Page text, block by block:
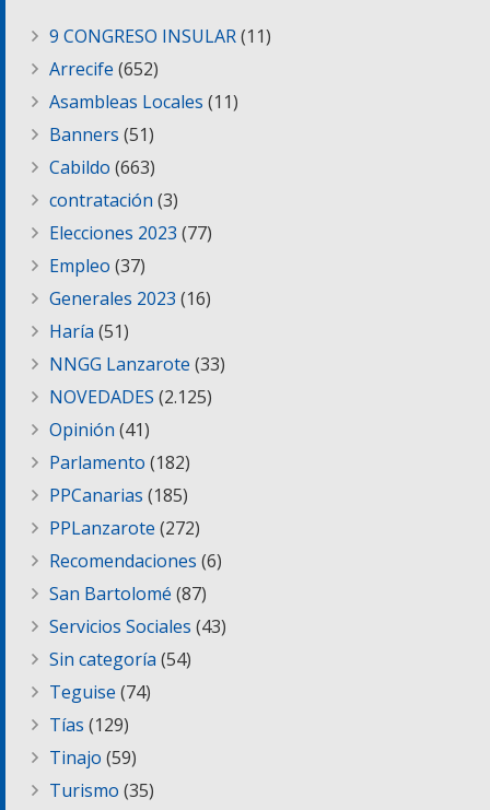
9 CONGRESO INSULAR(11)
Arrecife (652)
Asambleas Locales (11)
Banners (51)
Cabildo (663)
contratación (3)
Elecciones 2023 (77)
Empleo (37)
Generales 2023 (16)
Haría (51)
NNGG Lanzarote (33)
NOVEDADES (2.125)
Opinión (41)
Parlamento (182)
PPCanarias (185)
PPLanzarote (272)
Recomendaciones (6)
San Bartolomé (87)
Servicios Sociales (43)
Sin categoría (54)
Teguise (74)
Tías (129)
Tinajo (59)
Turismo (35)